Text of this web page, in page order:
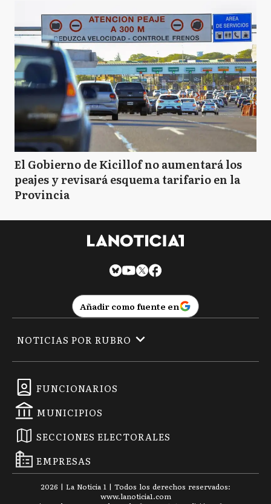
El Gobierno de Kicillof no aumentará los
peajes y revisará esquema tarifario en la
Provincia
Añadir como fuente en
FUNCIONARIOS
MUNICIPIOS
SECCIONES ELECTORALES
EMPRESAS
NOTICIAS POR RUBRO
2026 | La Noticia 1 | Todos los derechos reservados:
www.lanoticia1.com